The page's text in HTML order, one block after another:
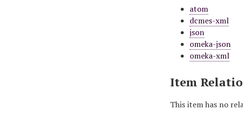
atom
dcmes-xml
json
omeka-json
omeka-xml
Item
This item has no